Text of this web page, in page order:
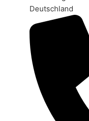
Deutschland